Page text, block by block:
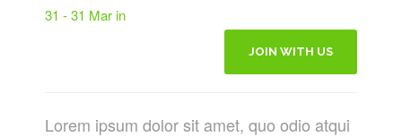
31 - 31 Mar in
JOIN WITH US
Lorem ipsum dolor sit amet, quo odio atqui